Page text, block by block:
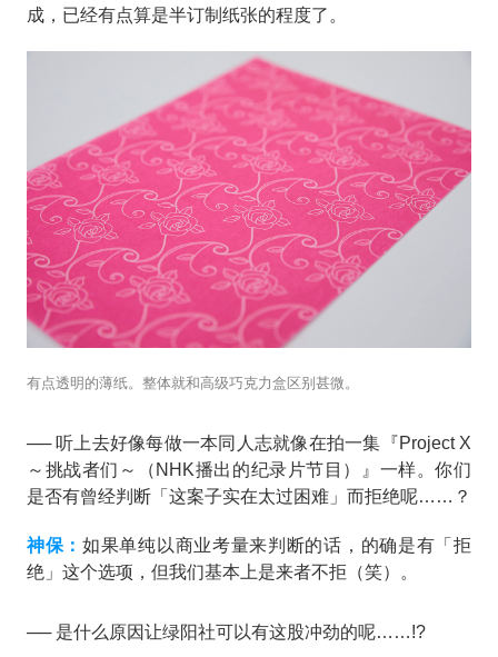
成，已经有点算是半订制纸张的程度了。
有点透明的薄纸。整体就和高级巧克力盒区别甚微。
── 听上去好像每做一本同人志就像在拍一集『Project X
～挑战者们～（NHK播出的纪录片节目）』一样。你们
是否有曾经判断「这案子实在太过困难」而拒绝呢……？
神保：如果单纯以商业考量来判断的话，的确是有「拒
绝」这个选项，但我们基本上是来者不拒（笑）。
── 是什么原因让绿阳社可以有这股冲劲的呢……!?